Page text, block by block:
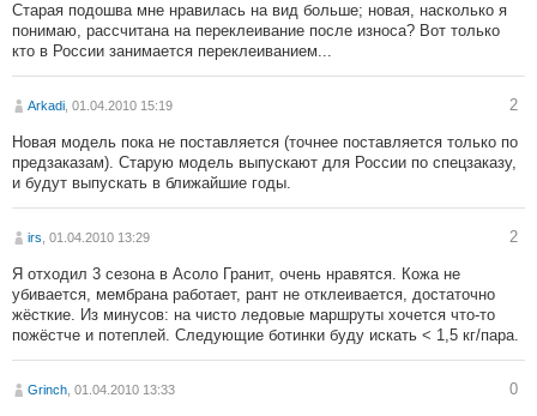
Старая подошва мне нравилась на вид больше; новая, насколько я
понимаю, рассчитана на переклеивание после износа? Вот только
кто в России занимается переклеиванием...
Arkadi , 01.04.2010 15:19 2
Новая модель пока не поставляется (точнее поставляется только по
предзаказам). Старую модель выпускают для России по спецзаказу,
и будут выпускать в ближайшие годы.
irs , 01.04.2010 13:29 2
Я отходил 3 сезона в Асоло Гранит, очень нравятся. Кожа не
убивается, мембрана работает, рант не отклеивается, достаточно
жёсткие. Из минусов: на чисто ледовые маршруты хочется что-то
пожёстче и потеплей. Следующие ботинки буду искать < 1,5 кг/пара.
Grinch , 01.04.2010 13:33 0